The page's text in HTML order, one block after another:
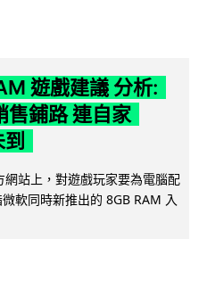
遊戲建議 分析:
鋪路 連自家
站上，對遊戲玩家要為電腦配
軟同時新推出的 8GB RAM 入